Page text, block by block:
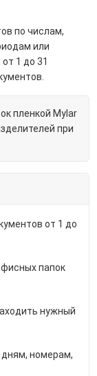
по числам,
или
1 до 31
пленкой Mylar
при
от 1 до
папок
нужный
дням, номерам,